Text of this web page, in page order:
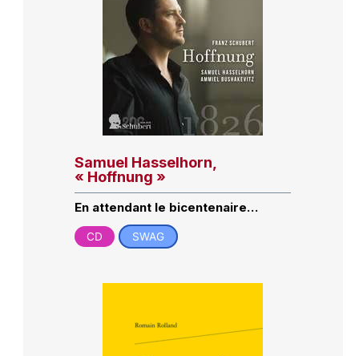
Samuel Hasselhorn,
« Hoffnung »
En attendant le bicentenaire…
CD SWAG